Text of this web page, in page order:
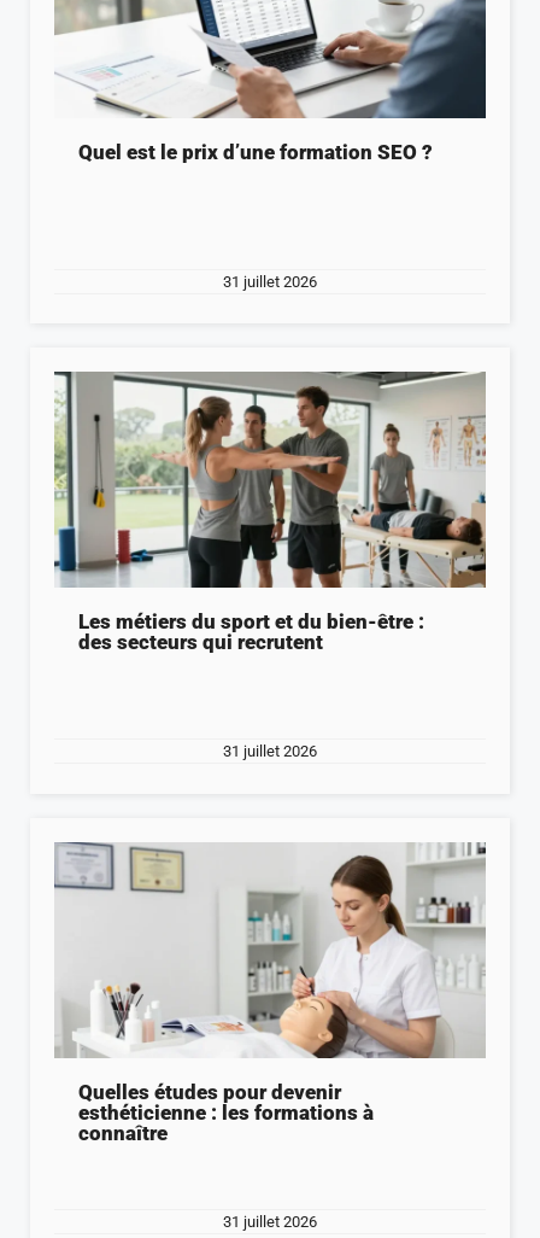
Quel est le prix d’une formation SEO ?
31 juillet 2026
Les métiers du sport et du bien-être :
des secteurs qui recrutent
31 juillet 2026
Quelles études pour devenir
esthéticienne : les formations à
connaître
31 juillet 2026